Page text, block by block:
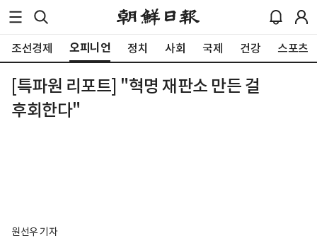
조선경제 오피니언 정치 사회 국제 건강 스포츠
[특파원 리포트] "혁명 재판소 만든 걸
후회한다"
원선우 기자